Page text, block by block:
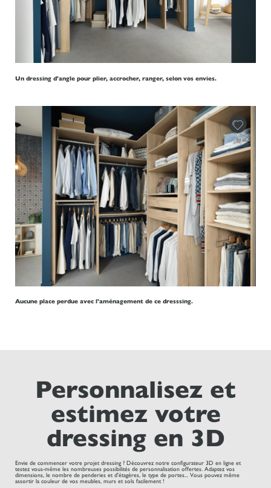
Un dressing d'angle pour plier, accrocher, ranger, selon vos envies.
Aucune place perdue avec l'aménagement de ce dresssing.
Personnalisez et
estimez votre
dressing en 3D
Envie de commencer votre projet dressing ? Découvrez notre configurateur 3D en ligne et
testez vous-même les nombreuses possibilités de personnalisation offertes. Adaptez vos
dimensions, le nombre de penderies et d'étagères, le type de portes... Vous pouvez même
assortir la couleur de vos meubles, murs et sols facilement !